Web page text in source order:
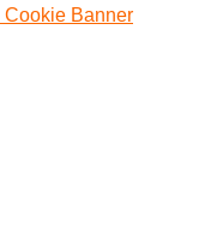
Banner